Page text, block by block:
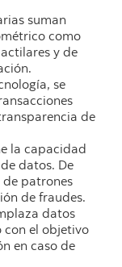
suman
como
y de
se
de
la capacidad
datos. De
patrones
de fraudes.
datos
con el objetivo
en caso de